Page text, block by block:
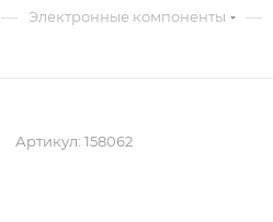
— Электронные компоненты —
Артикул: 158062